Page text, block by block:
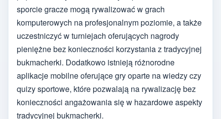
sporcie gracze mogą rywalizować w grach
komputerowych na profesjonalnym poziomie, a także
uczestniczyć w turniejach oferujących nagrody
pieniężne bez konieczności korzystania z tradycyjnej
bukmacherki. Dodatkowo istnieją różnorodne
aplikacje mobilne oferujące gry oparte na wiedzy czy
quizy sportowe, które pozwalają na rywalizację bez
konieczności angażowania się w hazardowe aspekty
tradycyjnej bukmacherki.